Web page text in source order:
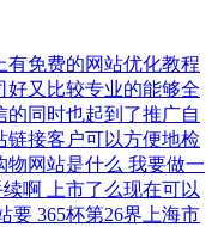
有免费的网站优化教程
好又比较专业的能够全
同时也起到了推广自
链接客户可以方便地检
物网站是什么 我要做一
啊
上市了么现在可以
要 365杯第26界上海市